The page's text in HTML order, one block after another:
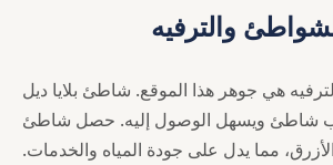
والترفيه
هي جوهر هذا الموقع. شاطئ بلايا ديل
شاطئ ويسهل الوصول إليه. حصل شاطئ
مما يدل على جودة المياه والخدمات.